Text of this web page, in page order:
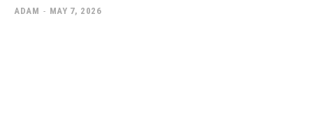
ADAM - MAY 7, 2026